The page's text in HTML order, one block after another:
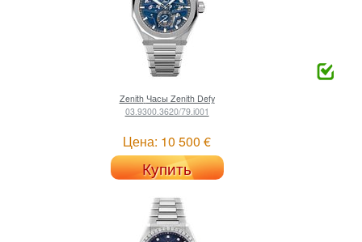
Zenith Часы Zenith Defy
03.9300.3620/79.i001
Цена: 10 500 €
Купить